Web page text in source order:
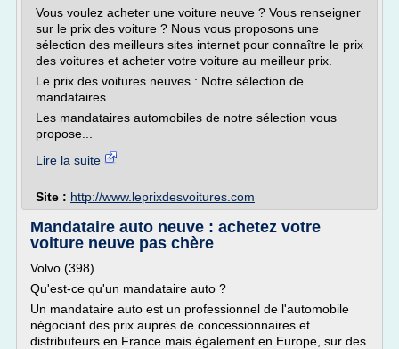
Vous voulez acheter une voiture neuve ? Vous renseigner
sur le prix des voiture ? Nous vous proposons une
sélection des meilleurs sites internet pour connaître le prix
des voitures et acheter votre voiture au meilleur prix.
Le prix des voitures neuves : Notre sélection de
mandataires
Les mandataires automobiles de notre sélection vous
propose...
Lire la suite
Site : http://www.leprixdesvoitures.com
Mandataire auto neuve : achetez votre
voiture neuve pas chère
Volvo (398)
Qu'est-ce qu'un mandataire auto ?
Un mandataire auto est un professionnel de l'automobile
négociant des prix auprès de concessionnaires et
distributeurs en France mais également en Europe, sur des